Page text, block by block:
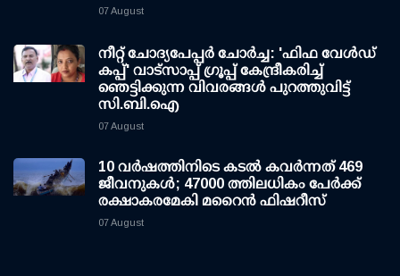
07 August
നീറ്റ് ചോദ്യപേപ്പര്‍ ചോര്‍ച്ച: 'ഫിഫ വേള്‍ഡ്
കപ്പ്' വാട്സാപ്പ് ഗ്രൂപ്പ് കേന്ദ്രീകരിച്ച്
ഞെട്ടിക്കുന്ന വിവരങ്ങള്‍ പുറത്തുവിട്ട്
സി.ബി.ഐ
07 August
10 വര്‍ഷത്തിനിടെ കടല്‍ കവര്‍ന്നത് 469
ജീവനുകള്‍; 47000 ത്തിലധികം പേര്‍ക്ക്
രക്ഷാകരമേകി മറൈന്‍ ഫിഷറീസ്
07 August